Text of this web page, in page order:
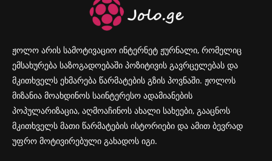
ჟოლო არის სამოტივაციო ინტერნეტ ჟურნალი, რომელიც
ემსახურება საზოგადოებაში პოზიტივის გავრცელებას და
მკითხველს ეხმარება წარმატების გზის პოვნაში. ჟოლოს
მიზანია მოახდინოს საინტერესო ადამიანების
პოპულარიზაცია, აღმოაჩინოს ახალი სახეები, გააცნოს
მკითხველს მათი წარმატების ისტორიები და ამით ბევრად
უფრო მოტივირებული გახადოს იგი.